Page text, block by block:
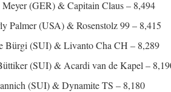
(GER) & Capitain Claus – 8,494
Palmer (USA) & Rosenstolz 99 – 8,415
Bürgi (SUI) & Livanto Cha CH – 8,289
(SUI) & Acardi van de Kapel –
(SUI) & Dynamite TS – 8,180